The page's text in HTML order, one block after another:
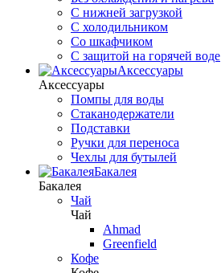
С нижней загрузкой
С холодильником
Со шкафчиком
С защитой на горячей воде
Аксессуары
Аксессуары
Помпы для воды
Стаканодержатели
Подставки
Ручки для переноса
Чехлы для бутылей
Бакалея
Бакалея
Чай
Чай
Ahmad
Greenfield
Кофе